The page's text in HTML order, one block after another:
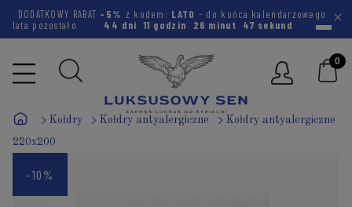
DODATKOWY RABAT -5% z kodem: LATO - do końca kalendarzowego
lata pozostało
44 dni 11 godzin 26 minut 46 sekund
Kołdry Kołdry antyalergiczne Kołdry antyalergiczne
220x200
-10%